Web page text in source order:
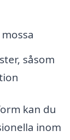
såsom
kan du
inom